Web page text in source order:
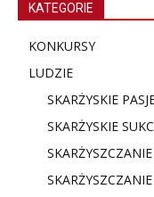
KATEGORIE
KONKURSY
LUDZIE
SKARŻYSKIE
SKARŻYSKIE